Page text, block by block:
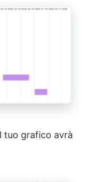
tuo grafico avrà